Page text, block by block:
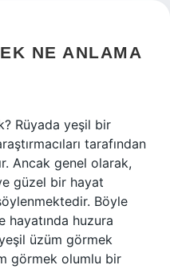
NE ANLAMA
Rüyada yeşil bir
tarafından
Ancak genel olarak,
güzel bir hayat
Böyle
hayatında huzura
üzüm görmek
görmek olumlu bir